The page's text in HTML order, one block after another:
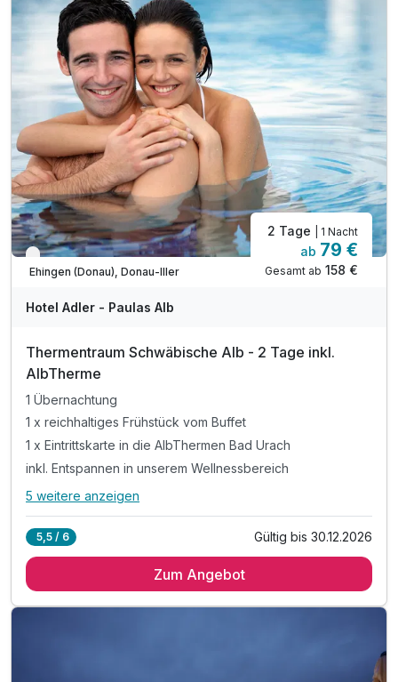
1 x Begrüßungsgetränk in der Hotelbar
Verfügbar bis Dezember
Ehingen (Donau), Donau-Iller
2 Tage | 1 Nacht
ab 79 €
Gesamt ab 158 €
Hotel Adler - Paulas Alb
Thermentraum Schwäbische Alb - 2 Tage inkl.
AlbTherme
1 Übernachtung
1 x reichhaltiges Frühstück vom Buffet
1 x Eintrittskarte in die AlbThermen Bad Urach
inkl. Entspannen in unserem Wellnessbereich
Alle Inklusivleistungen
1 x reichhaltiges Frühstück vom Buffet
5 weitere anzeigen
5,5 / 6 Gültig bis 30.12.2026
Zum Angebot